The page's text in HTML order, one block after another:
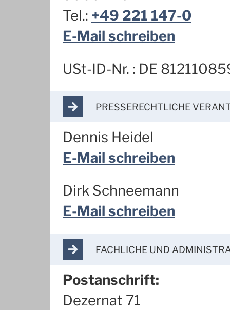
Tel.: +49 221 147-0
E-Mail schreiben
USt-ID-Nr. : DE
ARROW_FORWARD PRESSERECHTLICHE
Dennis Heidel
E-Mail schreiben
Dirk Schneemann
E-Mail schreiben
ARROW_FORWARD FACHLICHE UND
Postanschrift:
Dezernat 71